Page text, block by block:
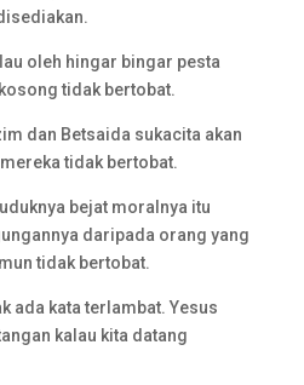
oleh hingar bingar pesta
tidak bertobat.
dan Betsaida sukacita akan
tidak bertobat.
bejat moralnya itu
daripada orang yang
tidak bertobat.
ada kata terlambat. Yesus
kalau kita datang